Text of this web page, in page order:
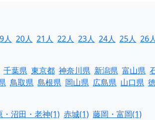
人 20人 21人 22人 23人 24人 25人 26
千葉県 東京都 神奈川県 新潟県 富山県
鳥取県 島根県 岡山県 広島県 山口県
・沼田・老神(1) 赤城(1) 藤岡・富岡(1)